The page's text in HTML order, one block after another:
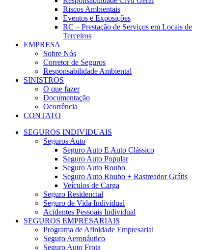
Riscos Ambientais
Eventos e Exposições
RC – Prestação de Serviços em Locais de
Terceiros
EMPRESA
Sobre Nós
Corretor de Seguros
Responsabilidade Ambiental
SINISTROS
O que fazer
Documentação
Ocorrência
CONTATO
SEGUROS INDIVIDUAIS
Seguros Auto
Seguro Auto E Auto Clássico​
Seguro Auto Popular
Seguro Auto Roubo
Seguro Auto Roubo + Rastreador Grátis
Veículos de Carga
Seguro Residencial
Seguro de Vida Individual
Acidentes Pessoais Individual
SEGUROS EMPRESARIAIS
Programa de Afinidade Empresarial
Seguro Aeronáutico
Seguro Auto Frota